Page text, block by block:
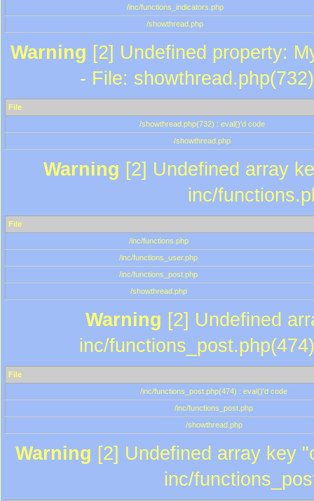
/inc/functions_indicators.php
/showthread.php
Warning [2] Undefined property:
- File:
File
/showthread.php(732) : eval()'d code
/showthread.php
Warning [2] Undefined array
inc/
File
/inc/functions.php
/inc/functions_user.php
/inc/functions_post.php
/showthread.php
Warning [2] Undefined
inc/
File
/inc/functions_post.php(474) : eval()'d code
/inc/functions_post.php
/showthread.php
Warning [2] Undefined array key
inc/